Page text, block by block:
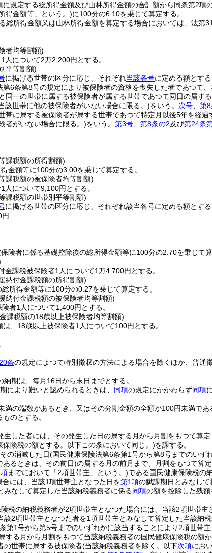
規定する総所得金額及び山林所得金額の合計額から同条第2項
得金額等」という。)に100分の6.10を乗じて算定する。
総所得金額又は山林所得金額を算定する場合においては、法第
者均等割額)
について2万2,200円とする。
平等割額)
に掲げる世帯の区分に応じ、それぞれ当該各号に定める額とする
第6条第8号の規定により被保険者の資格を喪失した者であつて
と同一の世帯に属する被保険者が属する世帯であつて同日の属する
該世帯に他の被保険者がいない場合に限る。)をいう。 次号 第
帯に属する被保険者が属する世帯であつて特定月以後5年を経
者がいない場合に限る。)をいう。 第3号 第8条の2及び第24条
課税額の所得割額)
金額等に100分の3.00を乗じて算定する。
課税額の被保険者均等割額)
について9,100円とする。
課税額の世帯別平等割額)
に掲げる世帯の区分に応じ、それぞれ該当各号に定める額とする
険者に係る基礎控除後の総所得金額等に100分の2.70を乗じて算
課税被保険者1人について1万4,700円とする。
納付金課税額の所得割額)
所得金額等に100分の0.27を乗じて算定する。
納付金課税額の被保険者均等割額)
者1人について1,400円とする。
課税額の18歳以上被保険者均等割額)
、18歳以上被保険者1人について100円とする。
条の規定によつて特別徴収の方法による場合を除くほか、普通
期は、毎月16日から末日までとする。
により難いと認められるときは、 同項の規定にかかわらず同項
満の端数があるとき、又はその分割金額の全額が100円未満で
のとする。
した者には、その発生した日の属する月から月割をもつて算定
険税の額とする。以下この条において同じ。)を課する。
の消滅した日(国民健康保険法第6条第1号から第8号までのいず
るときは、その前日)の属する月の前月まで、月割をもつて算
までにおいて「2項世帯主」という。)である国民健康保険税の
合には、当該1項世帯主となつた日を第1項の賦課期日とみなし
なして算定した当該納税義務者に係る同項の額を控除した残
税の納税義務者が2項世帯主となつた場合には、当該2項世帯主
該2項世帯主となつた者を1項世帯主とみなして算定した当該納
第1号から第5号までのいずれかに該当することにより2項世帯
する月から月割をもつて当該納税義務者の国民健康保険税の額か
の世帯に属する被保険者(当該納税義務者を除く。以下次項にお